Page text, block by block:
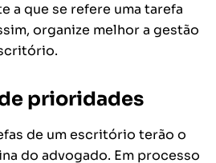
a que se refere uma tarefa
organize melhor a gestão
prioridades
de um escritório terão o
do advogado. Em processo